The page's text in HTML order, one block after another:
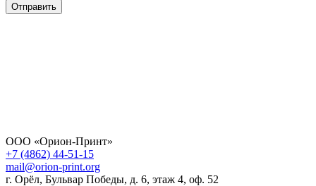
Отправить
ООО «Орион-Принт»
+7 (4862) 44-51-15
mail@orion-print.org
г. Орёл, Бульвар Победы, д. 6, этаж 4, оф. 52